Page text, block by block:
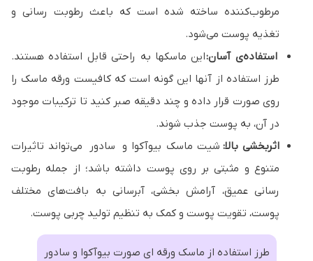
مرطوب‌کننده ساخته شده است که باعث رطوبت رسانی و
تغذیه پوست می‌شود.
استفاده‌ی آسان:این ماسکها به راحتی قابل استفاده هستند.
طرز استفاده از آنها این گونه است که کافیست ورقه ماسک را
روی صورت قرار داده و چند دقیقه صبر کنید تا ترکیبات موجود
در آن، به پوست جذب شوند.
اثربخشی بالا: شیت ماسک بیوآکوا و سادور می‌تواند تاثیرات
متنوع و مثبتی بر روی پوست داشته باشد؛ از جمله رطوبت
رسانی عمیق، آرامش بخشی، آبرسانی به بافت‌های مختلف
پوست، تقویت پوست و کمک به تنظیم تولید چربی پوست.
طرز استفاده از ماسک ورقه ای صورت بیوآکوا و سادور